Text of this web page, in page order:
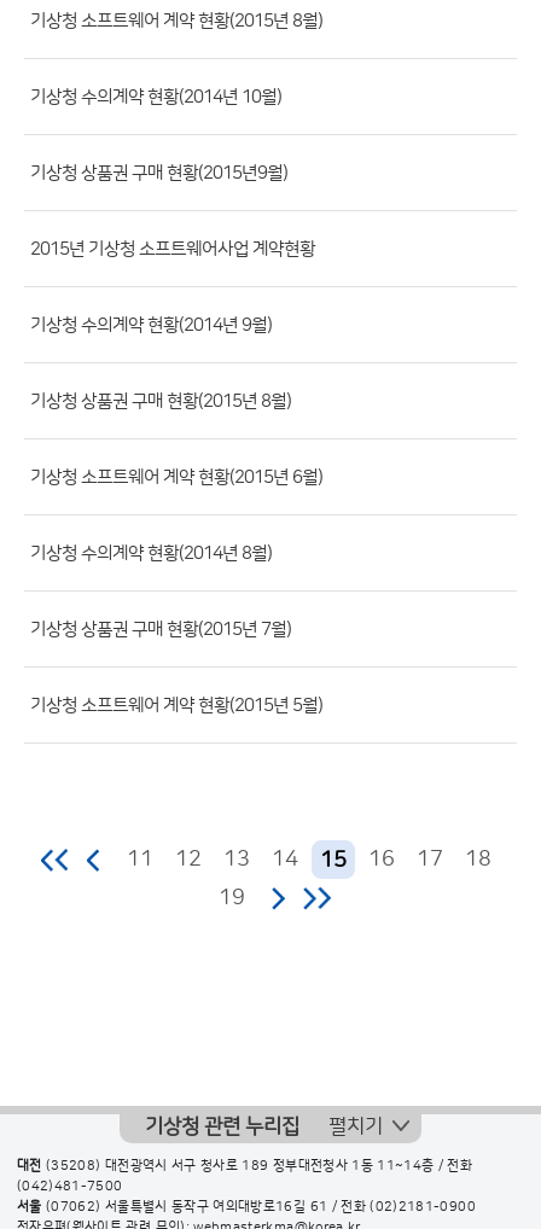
현
황
게
시
호,
분
류,
부
서,
첨
록
일,
조
기상청 소프트웨어 계약 현황(2015년 8월)
기상청 수의계약 현황(2014년 10월)
기상청 상품권 구매 현황(2015년9월)
2015년 기상청 소프트웨어사업 계약현황
기상청 수의계약 현황(2014년 9월)
기상청 상품권 구매 현황(2015년 8월)
기상청 소프트웨어 계약 현황(2015년 6월)
기상청 수의계약 현황(2014년 8월)
기상청 상품권 구매 현황(2015년 7월)
기상청 소프트웨어 계약 현황(2015년 5월)
11 12 13 14 15 16 17
18
19
기상청 관련 누리집 펼치기
대전 (35208) 대전광역시 서구 청사로 189 정부대전청사 1동 11~14층 / 전화
(042)481-7500
서울 (07062) 서울특별시 동작구 여의대방로16길 61 / 전화(02)2181-0900